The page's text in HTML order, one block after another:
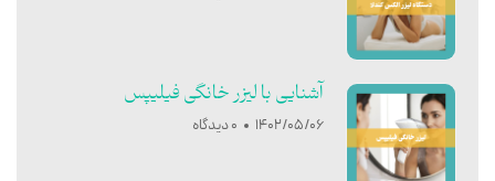
آشنایی با ليزر خانگی فيليپس
1402/05/06 0 دیدگاه